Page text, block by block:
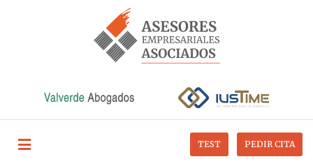
TEST PEDIR CITA